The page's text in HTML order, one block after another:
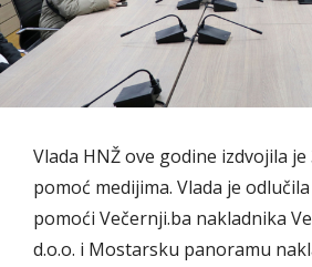
Vlada HNŽ ove godine izdvojila je
pomoć medijima. Vlada je
pomoći Večernji.ba nakladnika
d.o.o. i Mostarsku panoramu